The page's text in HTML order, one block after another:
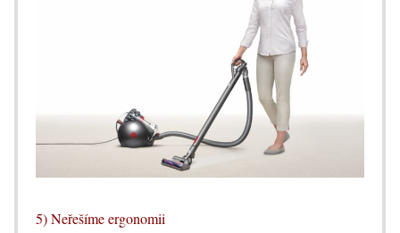
5) Neřešíme ergonomii